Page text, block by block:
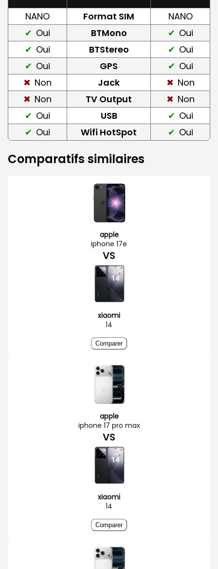
NANO Format SIM
NANO
Oui
BTMono
Oui
Oui
BTStereo
Oui
Oui
GPS
Oui
Non
Jack
Non
Non
TV Output
Non
Oui
USB
Oui
Oui
Wifi HotSpot Oui
Comparatifs similaires
apple
iphone 17e
VS
xiaomi
14
Comparer
apple
iphone 17 pro max
VS
xiaomi
14
Comparer